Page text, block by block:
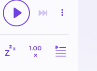
ODEBÍRANÉ
EDITORSKÉ TIPY
1.00
×